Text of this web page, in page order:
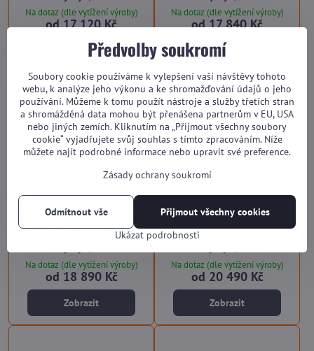
Na dotaz (dle vytížení výroby)
od 17 120 Kč
Zobrazit
Na dotaz (dle vytížení výroby)
od 17 840 Kč
Zobrazit
Kovová branka jednokřídlá
Premium SP03 HISTORY do
Na dotaz (dle vytížení výroby)
od 18 890 Kč
Zobrazit
Kovová branka jednokřídlá
Premium SP03 SINGLE do
Na dotaz (dle vytížení výroby)
od 20 490 Kč
Zobrazit
Předvolby soukromí
Soubory cookie používáme k vylepšení vaší návštěvy tohoto
webu, k analýze jeho výkonu a ke shromažďování údajů o jeho
používání. Můžeme k tomu použít nástroje a služby třetích stran
a shromážděná data mohou být přenášena partnerům v EU, USA
nebo jiných zemích. Kliknutím na „Přijmout všechny soubory
cookie“ vyjadřujete svůj souhlas s tímto zpracováním. Níže
můžete najít podrobné informace nebo upravit své preference.
Zásady ochrany soukromí
Ukázat podrobnosti
Přijmout všechny cookies
Odmítnout vše